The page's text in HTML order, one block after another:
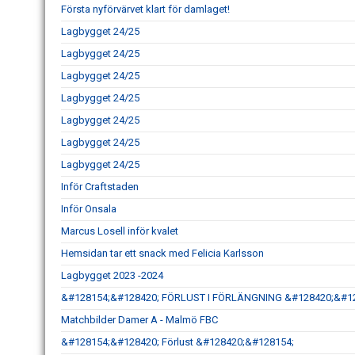
Första nyförvärvet klart för damlaget!
Lagbygget 24/25
Lagbygget 24/25
Lagbygget 24/25
Lagbygget 24/25
Lagbygget 24/25
Lagbygget 24/25
Lagbygget 24/25
Inför Craftstaden
Inför Onsala
Marcus Losell inför kvalet
Hemsidan tar ett snack med Felicia Karlsson
Lagbygget 2023 -2024
&#128154;&#128420; FÖRLUST I FÖRLÄNGNING
Matchbilder Damer A - Malmö FBC
&#128154;&#128420; Förlust &#128420;&#128154;